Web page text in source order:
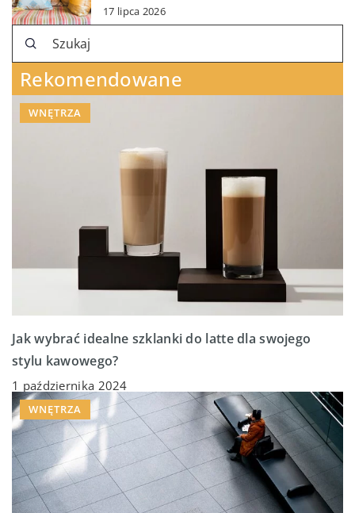
17 lipca 2026
Rekomendowane
WNĘTRZA
Jak wybrać idealne szklanki do latte dla swojego
stylu kawowego?
1 października 2024
WNĘTRZA